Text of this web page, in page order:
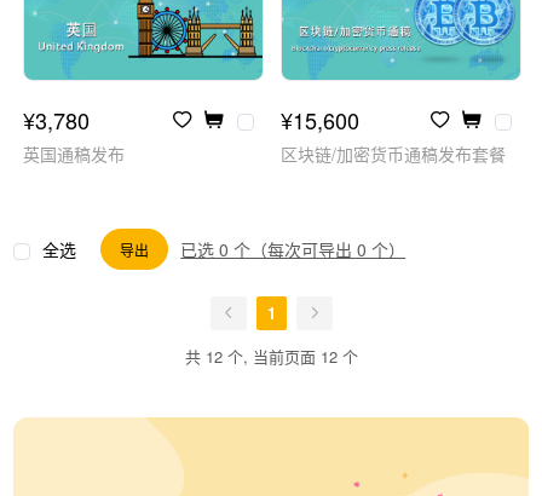
¥3,780
英国通稿发布
¥15,600
区块链/加密货币通稿发布套餐
全选 导出 已选 0 个（每次可导出 0 个）
1
共 12 个, 当前页面 12 个